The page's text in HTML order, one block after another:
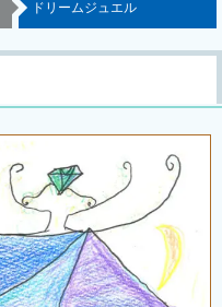
ドリームジュエル